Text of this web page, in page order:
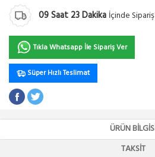
09Saat 23Dakika İçinde
Tıkla Whatsapp İle Sipariş Ver
Süper Hızlı Teslimat
ÜRÜN
TAKSIT